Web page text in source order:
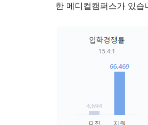
한 메디컬캠퍼스가 있습